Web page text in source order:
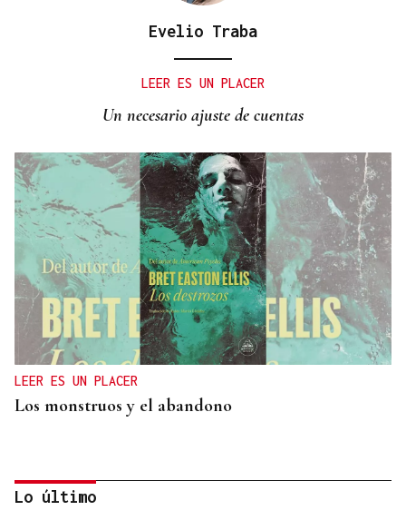
Evelio Traba
LEER ES UN PLACER
Un necesario ajuste de cuentas
LEER ES UN PLACER
Los monstruos y el abandono
Lo último